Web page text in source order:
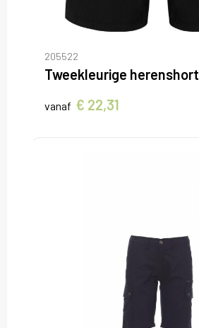
205522
Tweekleurige herenshort
vanaf € 22,31